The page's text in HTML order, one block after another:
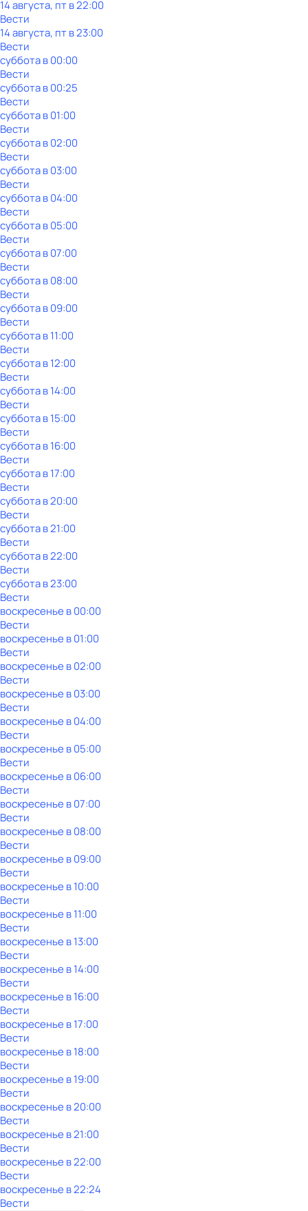
14 августа, пт в 22:00
Вести
14 августа, пт в 23:00
Вести
субботав00:00
Вести
субботав00:25
Вести
субботав01:00
Вести
субботав02:00
Вести
субботав03:00
Вести
субботав04:00
Вести
субботав05:00
Вести
субботав07:00
Вести
субботав08:00
Вести
субботав09:00
Вести
субботав11:00
Вести
субботав12:00
Вести
субботав14:00
Вести
субботав15:00
Вести
субботав16:00
Вести
субботав17:00
Вести
субботав20:00
Вести
субботав21:00
Вести
субботав22:00
Вести
субботав23:00
Вести
воскресенье в00:00
Вести
воскресенье в01:00
Вести
воскресенье в02:00
Вести
воскресенье в03:00
Вести
воскресенье в04:00
Вести
воскресенье в05:00
Вести
воскресенье в06:00
Вести
воскресенье в07:00
Вести
воскресенье в08:00
Вести
воскресенье в09:00
Вести
воскресенье в10:00
Вести
воскресенье в11:00
Вести
воскресенье в13:00
Вести
воскресенье в14:00
Вести
воскресенье в16:00
Вести
воскресенье в17:00
Вести
воскресенье в18:00
Вести
воскресенье в19:00
Вести
воскресенье в20:00
Вести
воскресенье в21:00
Вести
воскресенье в22:00
Вести
воскресенье в22:24
Вести